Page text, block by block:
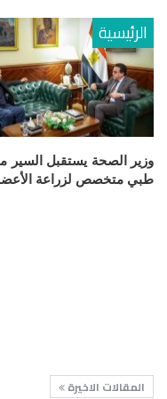
الرئيسية
وزير الصحة يستقبل السير
طبي متخصص لزراعة
المقالات الاخيرة